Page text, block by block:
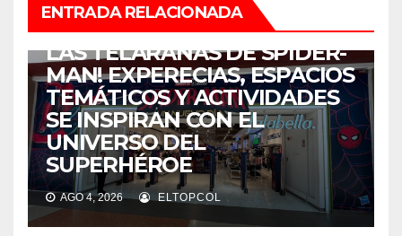
ENTRADA RELACIONADA
ENTRETENIMIENTO
¡COLOMBIA SE ENREDÓ EN
LAS TELARAÑAS DE SPIDER-
MAN! EXPERECIAS, ESPACIOS
TEMÁTICOS Y ACTIVIDADES
SE INSPIRAN CON EL
UNIVERSO DEL
SUPERHÉROE
AGO 4, 2026 ELTOPCOL